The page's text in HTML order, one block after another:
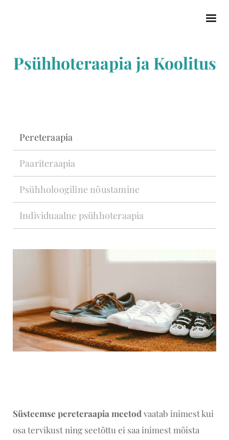
Psühhoteraapia ja Koolitus
Pereteraapia
Paariteraapia
Psühholoogiline nõustamine
Individuaalne psühhoteraapia
Süsteemse pereteraapia meetod vaatab inimest kui
osa tervikust ning seetõttu ei saa inimest mõista